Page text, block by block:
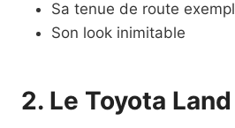
Sa tenue de route
Son look inimitable
2. Le Toyota